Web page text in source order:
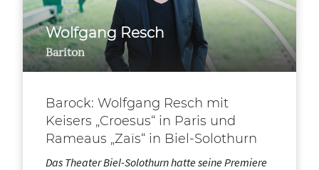
Wolfgang Resch
Bariton
Barock: Wolfgang Resch mit
Keisers „Croesus“ in Paris und
Rameaus „Zaïs“ in Biel-Solothurn
Das Theater Biel-Solothurn hatte seine Premiere